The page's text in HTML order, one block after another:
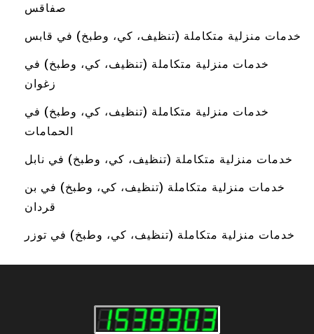
صفاقس
خدمات منزلية متكاملة (تنظيف، كي، وطبخ) في قابس
خدمات منزلية متكاملة (تنظيف، كي، وطبخ) في
زغوان
خدمات منزلية متكاملة (تنظيف، كي، وطبخ) في
الحمامات
خدمات منزلية متكاملة (تنظيف، كي، وطبخ) في نابل
خدمات منزلية متكاملة (تنظيف، كي، وطبخ) في بن
قردان
خدمات منزلية متكاملة (تنظيف، كي، وطبخ) في توزر